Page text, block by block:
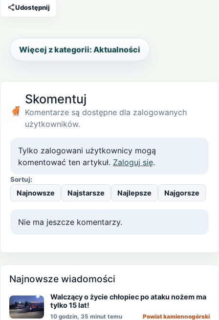
Udostępnij
Więcej z kategorii: Aktualności
Skomentuj
Komentarze są dostępne dla zalogowanych
użytkowników.
Tylko zalogowani użytkownicy mogą
komentować ten artykuł. Zaloguj się.
Sortuj:
Najnowsze Najstarsze Najlepsze Najgorsze
Nie ma jeszcze komentarzy.
Najnowsze wiadomości
Walczący o życie chłopiec po ataku nożem ma
tylko 15 lat!
10 godzin, 35 minut temu Powiat kamiennogórski